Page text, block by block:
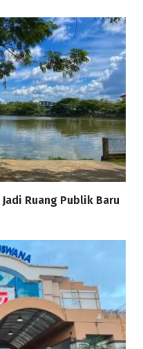
Ruang Publik Baru